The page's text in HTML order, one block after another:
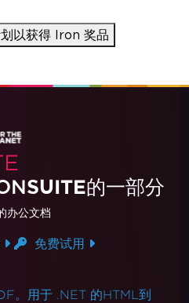
以获得 Iron 奖品
SUITE的一部分
办公文档
免费试用
。用于 .NET 的HTML到